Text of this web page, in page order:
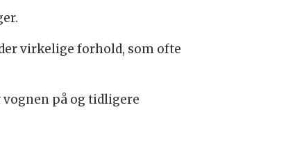
virkelige forhold, som ofte
på og tidligere